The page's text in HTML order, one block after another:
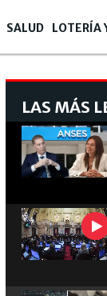
SALUD LOTERÍA
LAS MÁS